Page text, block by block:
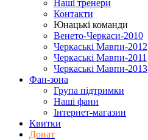
Наші тренери
Контакти
Юнацькі команди
Венето-Черкаси-2010
Черкаські Мавпи-2012
Черкаські Мавпи-2011
Черкаські Мавпи-2013
Фан-зона
Група підтримки
Наші фани
Інтернет-магазин
Квитки
Донат